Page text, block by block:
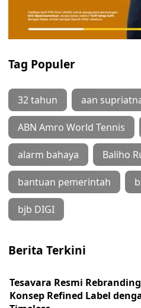
Tag Populer
32 tahun aan
ABN Amro World Tennis
alarm bahaya Baliho
bantuan pemerintah
bjb DIGI
Berita Terkini
Tesavara Resmi
Konsep Refined Label